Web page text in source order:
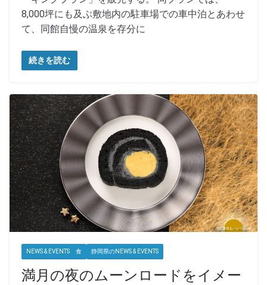
8,000坪にも及ぶ敷地内の駐車場での車中泊とあわせ
て、同館自慢の温泉を存分に
続きを読む
NEWS & EVENTS 食 静岡県のNEWS & EVENTS
満月の夜のムーンロードをイメー